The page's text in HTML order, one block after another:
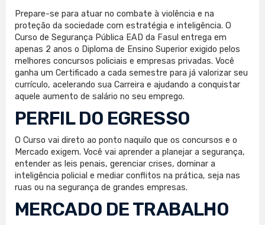
Prepare-se para atuar no combate à violência e na
proteção da sociedade com estratégia e inteligência. O
Curso de Segurança Pública EAD da Fasul entrega em
apenas 2 anos o Diploma de Ensino Superior exigido pelos
melhores concursos policiais e empresas privadas. Você
ganha um Certificado a cada semestre para já valorizar seu
currículo, acelerando sua Carreira e ajudando a conquistar
aquele aumento de salário no seu emprego.
PERFIL DO EGRESSO
O Curso vai direto ao ponto naquilo que os concursos e o
Mercado exigem. Você vai aprender a planejar a segurança,
entender as leis penais, gerenciar crises, dominar a
inteligência policial e mediar conflitos na prática, seja nas
ruas ou na segurança de grandes empresas.
MERCADO DE TRABALHO